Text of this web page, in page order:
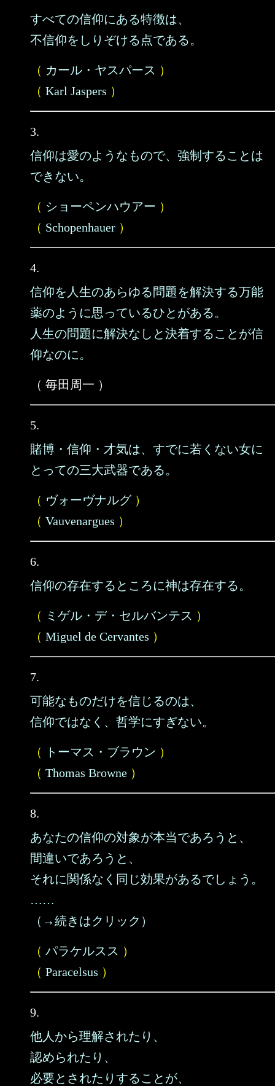
すべての信仰にある特徴は、
不信仰をしりぞける点である。
（ カール・ヤスパース ）
（ Karl Jaspers ）
3.
信仰は愛のようなもので、強制することは
できない。
（ ショーペンハウアー ）
（ Schopenhauer ）
4.
信仰を人生のあらゆる問題を解決する万能
薬のように思っているひとがある。
人生の問題に解決なしと決着することが信
仰なのに。
（ 毎田周一 ）
5.
賭博・信仰・才気は、すでに若くない女に
とっての三大武器である。
（ ヴォーヴナルグ）
（ Vauvenargues ）
6.
信仰の存在するところに神は存在する。
（ ミゲル・デ・セルバンテス ）
（ Miguel de Cervantes ）
7.
可能なものだけを信じるのは、
信仰ではなく、哲学にすぎない。
（ トーマス・ブラウン ）
（ Thomas Browne ）
8.
あなたの信仰の対象が本当であろうと、
間違いであろうと、
それに関係なく同じ効果があるでしょう。
……
（→続きはクリック）
（ パラケルスス ）
（ Paracelsus ）
9.
他人から理解されたり、
認められたり、
必要とされたりすることが、